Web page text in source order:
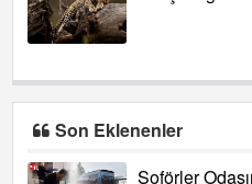
Son Eklenenler
Şoförler